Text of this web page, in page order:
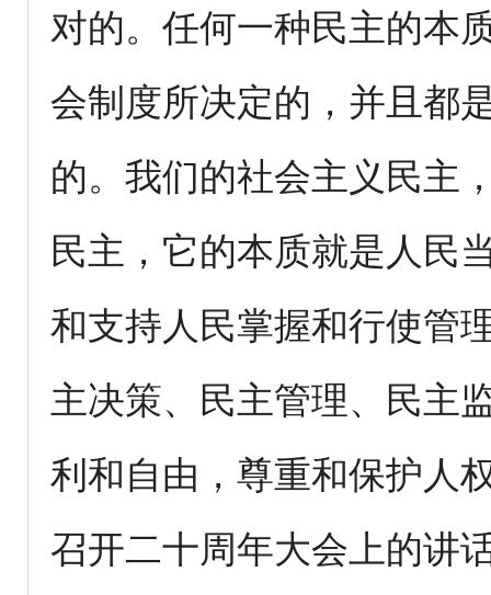
对的。任何一种民主的本
会制度所决定的，并且都
的。我们的社会主义民主
民主，它的本质就是人民
和支持人民掌握和行使管
主决策、民主管理、民主
利和自由，尊重和保护人
召开二十周年大会上的讲